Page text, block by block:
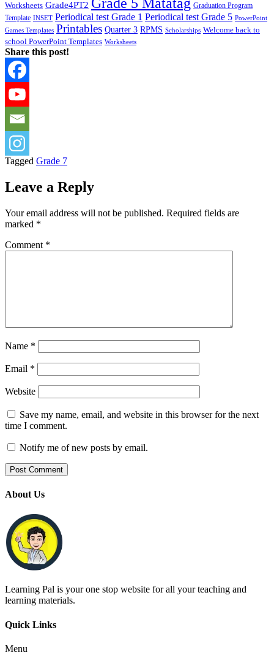
Worksheets Grade4PT2
Graduation Program
Template INSET Periodical test Grade 1 Periodical test Grade 5 PowerPoint
Games Templates Printables Quarter 3 RPMS Scholarships Welcome back to
school PowerPoint Templates Worksheets
Share this post!
Tagged Grade 7
Leave a Reply
Your email address will not be published. Required fields are
marked *
Comment *
Name *
Email *
Website
Save my name, email, and website in this browser for the next
time I comment.
Notify me of new posts by email.
About Us
Learning Pal is your one stop website for all your teaching and
learning materials.
Quick Links
Menu